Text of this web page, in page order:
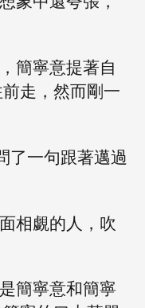
簡寧意提著自
走，然而剛一
了一句跟著邁過
相覷的人，吹
簡寧意和簡寧